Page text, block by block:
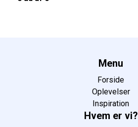
Menu
Forside
Oplevelser
Inspiration
Hvem er vi?